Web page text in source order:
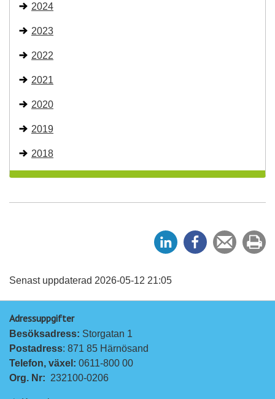
2024
2023
2022
2021
2020
2019
2018
e
e
Tipsa
en
ut
Senast uppdaterad 2026-05-12 21:05
Adressuppgifter
Besöksadress: Storgatan 1
Postadress: 871 85 Härnösand
Telefon, växel: 0611-800 00
Org. Nr: 232100-0206